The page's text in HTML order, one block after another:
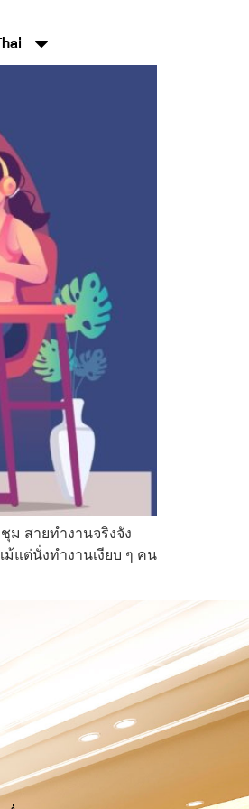
ม สายทำงานจริงจัง
แต่นั่งทำงานเงียบ ๆ คน